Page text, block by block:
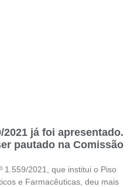
2021 já foi apresentado.
pautado na Comissão
1.559/2021, que institui o Piso
e Farmacêuticas, deu mais